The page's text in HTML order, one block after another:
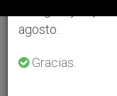
agosto.
Gracias.